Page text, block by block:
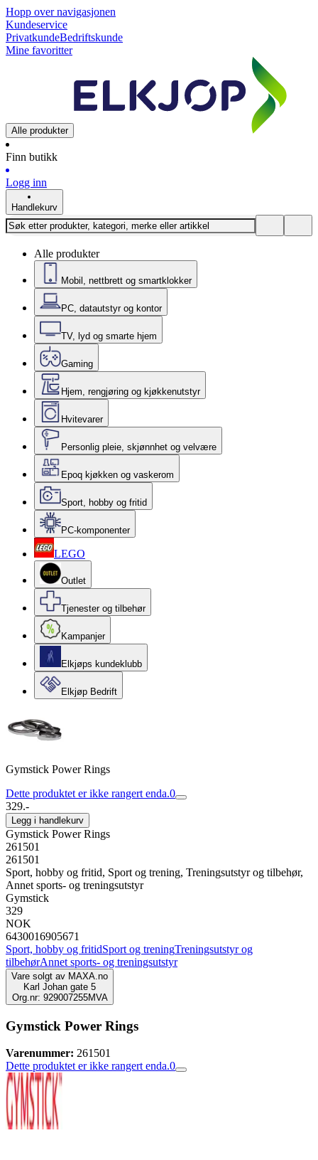
Hopp over navigasjonen
Kundeservice
PrivatkundeBedriftskunde
Mine favoritter
Alle produkter
Finn butikk
Logg inn
Handlekurv
Alle produkter
Mobil, nettbrett og smartklokker
PC, datautstyr og kontor
TV, lyd og smarte hjem
Gaming
Hjem, rengjøring og kjøkkenutstyr
Hvitevarer
Personlig pleie, skjønnhet og velvære
Epoq kjøkken og vaskerom
Sport, hobby og fritid
PC-komponenter
LEGO
Outlet
Tjenester og tilbehør
Kampanjer
Elkjøps kundeklubb
Elkjøp Bedrift
Gymstick Power Rings
Dette produktet er ikke rangert enda.0
329.-
Legg i handlekurv
Gymstick Power Rings
261501
261501
Sport, hobby og fritid, Sport og trening, Treningsutstyr og tilbehør,
Annet sports- og treningsutstyr
Gymstick
329
NOK
6430016905671
Sport, hobby og fritidSport og treningTreningsutstyr og
tilbehørAnnet sports- og treningsutstyr
Vare solgt av MAXA.no
Karl Johan gate 5
Org.nr: 929007255MVA
Gymstick Power Rings
Varenummer: 261501
Dette produktet er ikke rangert enda.0